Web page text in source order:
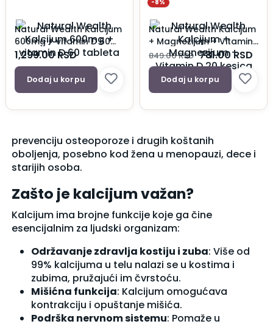
Natural Wealth Kalcijum
600mg + vitamin D 60
tableta
1,299.00RSD
Dodaj u korpu
-8%
Natural Wealth Kalcijum
+ Magnezijum + Vitamin
D 20 kesica
849.00RSD 781.00RSD
Dodaj u korpu
prevenciju osteoporoze i drugih koštanih
oboljenja, posebno kod žena u menopauzi, dece i
starijih osoba.
Zašto je kalcijum važan?
Kalcijum ima brojne funkcije koje ga čine
esencijalnim za ljudski organizam:
Održavanje zdravlja kostiju i zuba: Više od
99% kalcijuma u telu nalazi se u kostima i
zubima, pružajući im čvrstoću.
Mišićna funkcija: Kalcijum omogućava
kontrakciju i opuštanje mišića.
Podrška nervnom sistemu: Pomaže u